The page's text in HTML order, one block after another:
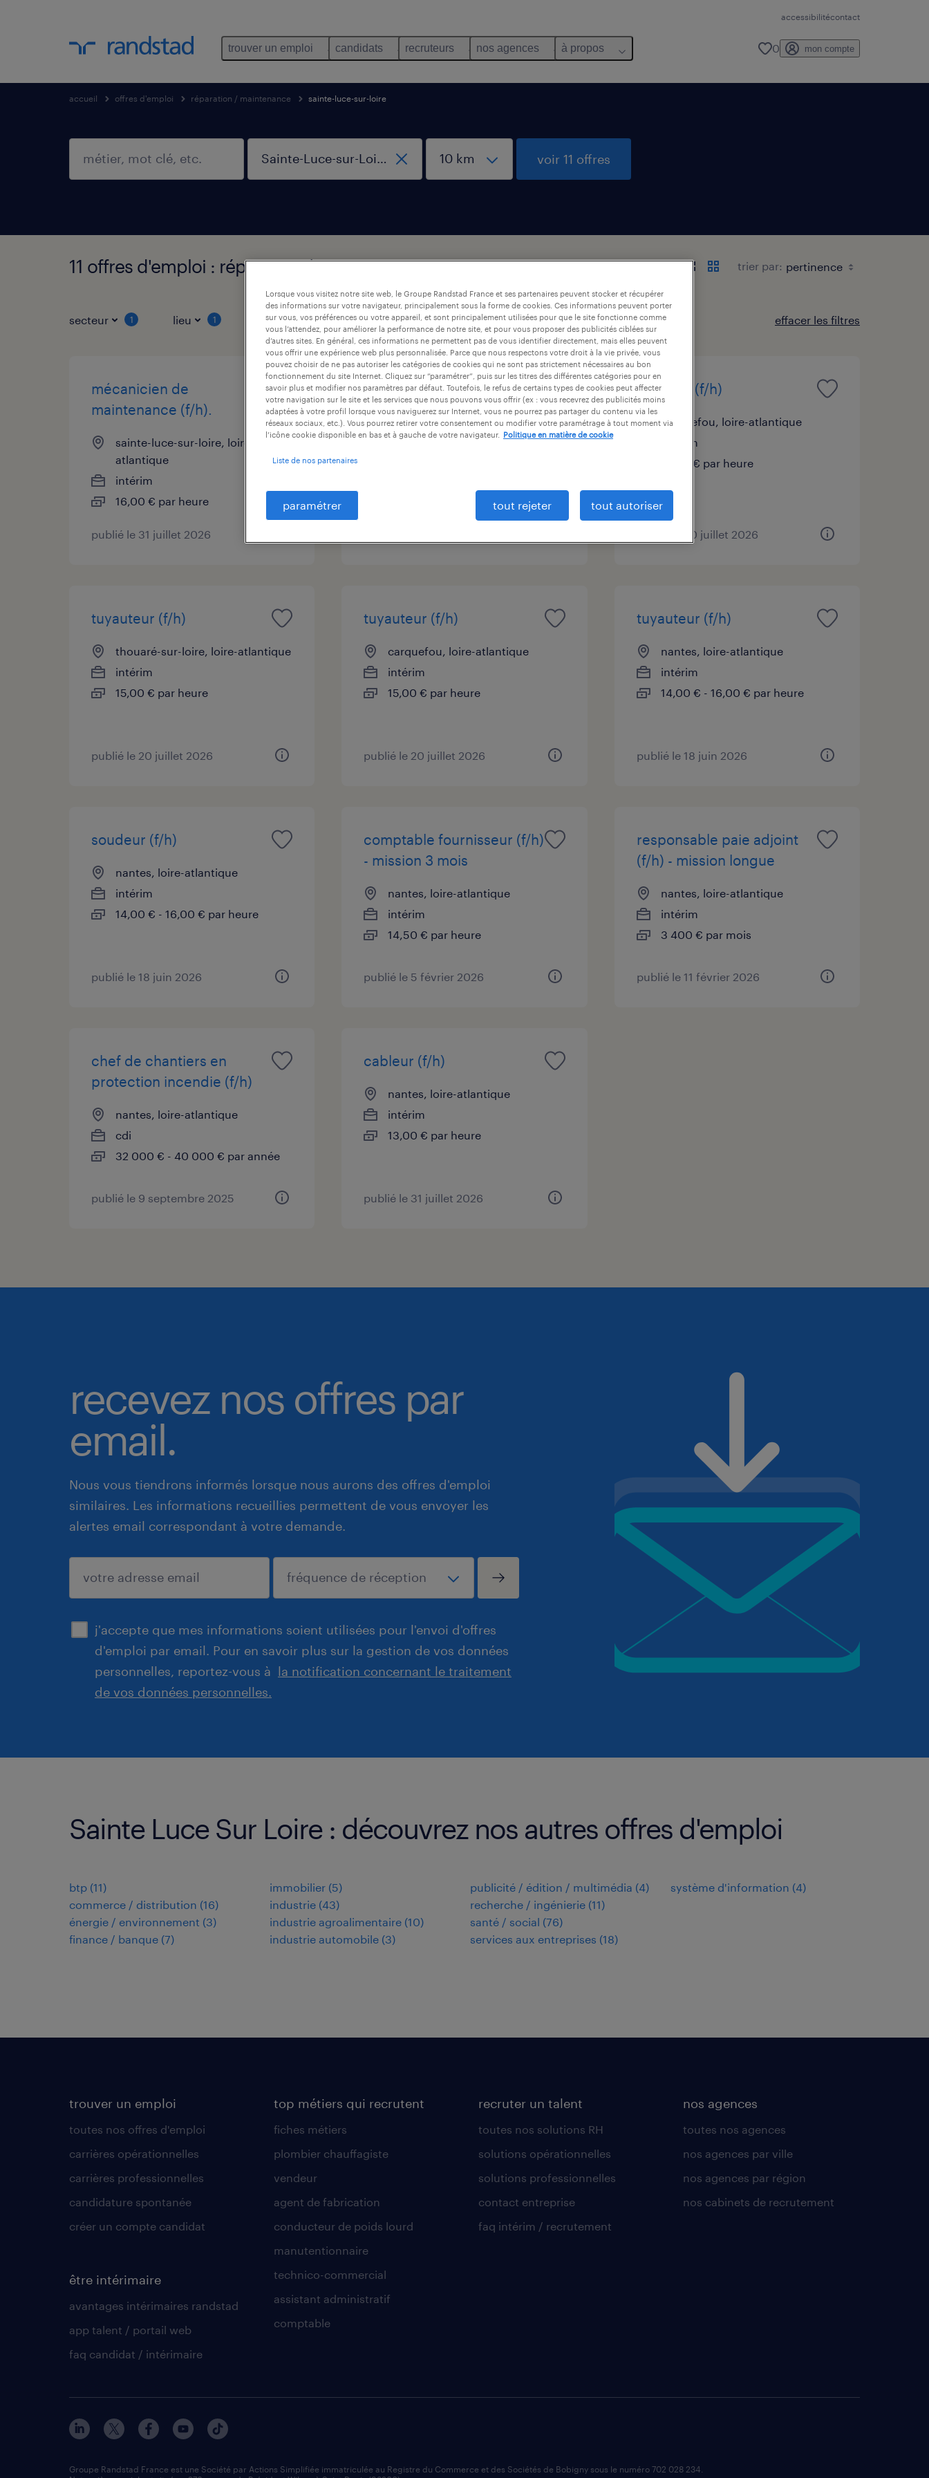
accessibilitécontact
trouver un emploi candidats recruteurs nos agences à propos 0 mon compte
accueil offres d'emploi réparation / maintenance sainte-luce-sur-loire
voir 11 offres
11 offres d'emploi : réparation / maintenance, Sainte-Luce-sur-Loire trier par:
secteur 1 lieu 1 type de contrat durée du contrat niveau d'expérience effacer les filtres
mécanicien de
maintenance (f/h).
sainte-luce-sur-loire, loire-
atlantique
intérim
16,00 € par heure
publié le 31 juillet 2026
dessinateur-projeteur
(bâtiment/travaux publics)
(f/h)
27 000 € - 29 000 € par année
soudeur (f/h)
carquefou, loire-atlantique
intérim
15,00 € par heure
publié le 20 juillet 2026
tuyauteur (f/h)
thouaré-sur-loire, loire-atlantique
intérim
15,00 € par heure
publié le 20 juillet 2026
tuyauteur (f/h)
carquefou, loire-atlantique
intérim
15,00 € par heure
publié le 20 juillet 2026
tuyauteur (f/h)
nantes, loire-atlantique
intérim
14,00 € - 16,00 € par heure
publié le 18 juin 2026
soudeur (f/h)
nantes, loire-atlantique
intérim
14,00 € - 16,00 € par heure
publié le 18 juin 2026
comptable fournisseur (f/h)
- mission 3 mois
nantes, loire-atlantique
intérim
14,50 € par heure
publié le 5 février 2026
responsable paie adjoint
(f/h) - mission longue
nantes, loire-atlantique
intérim
3 400 € par mois
publié le 11 février 2026
chef de chantiers en
protection incendie (f/h)
nantes, loire-atlantique
cdi
32 000 € - 40 000 € par année
publié le 9 septembre 2025
cableur (f/h)
nantes, loire-atlantique
intérim
13,00 € par heure
publié le 31 juillet 2026
recevez nos offres par
email.
Nous vous tiendrons informés lorsque nous aurons des offres d'emploi
similaires. Les informations recueillies permettent de vous envoyer les
alertes email correspondant à votre demande.
j'accepte que mes informations soient utilisées pour l'envoi d'offres
d'emploi par email. Pour en savoir plus sur la gestion de vos données
personnelles, reportez-vous à la notification concernant le traitement
de vos données personnelles.
enregistrer
Sainte Luce Sur Loire : découvrez nos autres offres d'emploi
btp (11)
commerce / distribution (16)
énergie / environnement (3)
finance / banque (7)
immobilier (5)
industrie (43)
industrie agroalimentaire (10)
industrie automobile (3)
publicité / édition / multimédia (4)
recherche / ingénierie (11)
santé / social (76)
services aux entreprises (18)
système d'information (4)
trouver un emploi
toutes nos offres d'emploi
carrières opérationnelles
carrières professionnelles
candidature spontanée
créer un compte candidat
être intérimaire
avantages intérimaires randstad
app talent / portail web
faq candidat / intérimaire
top métiers qui recrutent
fiches métiers
plombier chauffagiste
vendeur
agent de fabrication
conducteur de poids lourd
manutentionnaire
technico-commercial
assistant administratif
comptable
recruter un talent
toutes nos solutions RH
solutions opérationnelles
solutions professionnelles
contact entreprise
faq intérim / recrutement
nos agences
toutes nos agences
nos agences par ville
nos agences par région
nos cabinets de recrutement
Groupe Randstad France est une Société par Actions Simplifiée immatriculée au Registre du Commerce et des Sociétés de Bobigny sous le numéro 702 028 234.
Lorsque vous visitez notre site web, le Groupe Randstad France et ses partenaires peuvent stocker et récupérer
des informations sur votre navigateur, principalement sous la forme de cookies. Ces informations peuvent porter
sur vous, vos préférences ou votre appareil, et sont principalement utilisées pour que le site fonctionne comme
vous l’attendez, pour améliorer la performance de notre site, et pour vous proposer des publicités ciblées sur
d’autres sites. En général, ces informations ne permettent pas de vous identifier directement, mais elles peuvent
vous offrir une expérience web plus personnalisée. Parce que nous respectons votre droit à la vie privée, vous
pouvez choisir de ne pas autoriser les catégories de cookies qui ne sont pas strictement nécessaires au bon
fonctionnement du site Internet. Cliquez sur “paramétrer”, puis sur les titres des différentes catégories pour en
savoir plus et modifier nos paramètres par défaut. Toutefois, le refus de certains types de cookies peut affecter
votre navigation sur le site et les services que nous pouvons vous offrir (ex : vous recevrez des publicités moins
adaptées à votre profil lorsque vous naviguerez sur Internet, vous ne pourrez pas partager du contenu via les
réseaux sociaux, etc.). Vous pourrez retirer votre consentement ou modifier votre paramétrage à tout moment via
l’icône cookie disponible en bas et à gauche de votre navigateur.
Politique en matière de cookie
Liste de nos partenaires
paramétrer tout rejeter tout autoriser